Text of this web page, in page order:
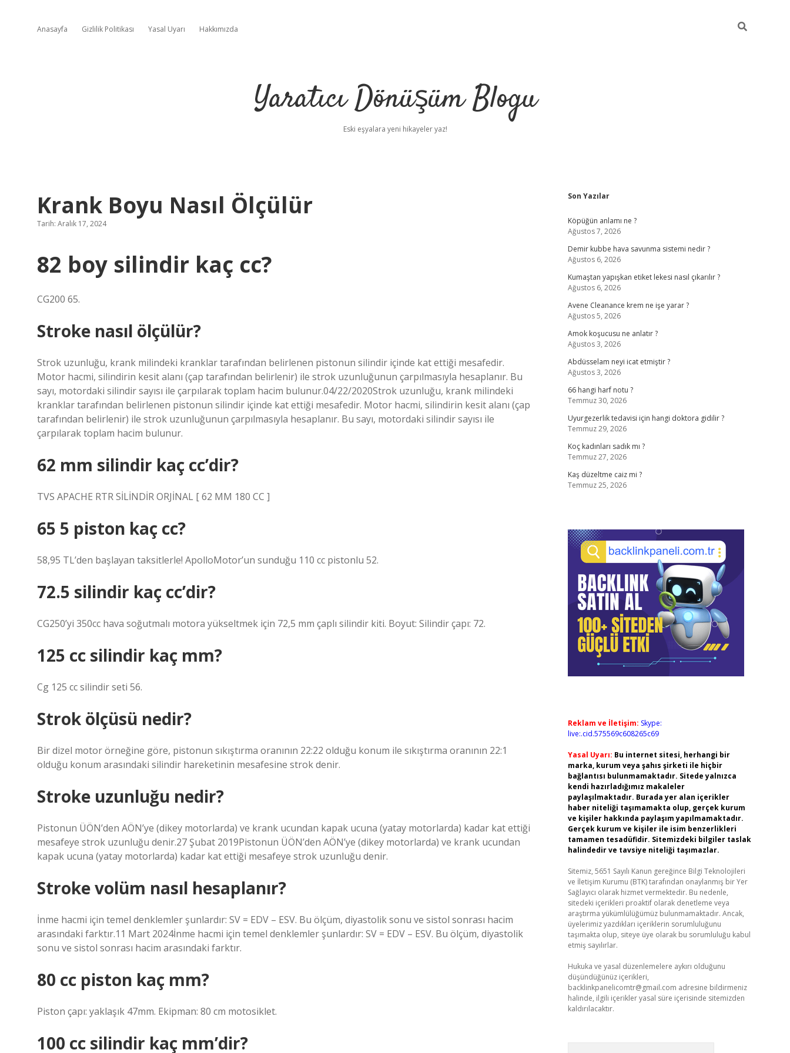
Anasayfa Gizlilik Politikası Yasal Uyarı Hakkımızda
Yaratıcı Dönüşüm Blogu
Eski eşyalara yeni hikayeler yaz!
Krank Boyu Nasıl Ölçülür
Tarih: Aralık 17, 2024
82 boy silindir kaç cc?
CG200 65.
Stroke nasıl ölçülür?
Strok uzunluğu, krank milindeki kranklar tarafından belirlenen pistonun silindir içinde kat ettiği mesafedir.
Motor hacmi, silindirin kesit alanı (çap tarafından belirlenir) ile strok uzunluğunun çarpılmasıyla hesaplanır. Bu
sayı, motordaki silindir sayısı ile çarpılarak toplam hacim bulunur.04/22/2020Strok uzunluğu, krank milindeki
kranklar tarafından belirlenen pistonun silindir içinde kat ettiği mesafedir. Motor hacmi, silindirin kesit alanı (çap
tarafından belirlenir) ile strok uzunluğunun çarpılmasıyla hesaplanır. Bu sayı, motordaki silindir sayısı ile
çarpılarak toplam hacim bulunur.
62 mm silindir kaç cc’dir?
TVS APACHE RTR SİLİNDİR ORJİNAL [ 62 MM 180 CC ]
65 5 piston kaç cc?
58,95 TL’den başlayan taksitlerle! ApolloMotor’un sunduğu 110 cc pistonlu 52.
72.5 silindir kaç cc’dir?
CG250’yi 350cc hava soğutmalı motora yükseltmek için 72,5 mm çaplı silindir kiti. Boyut: Silindir çapı: 72.
125 cc silindir kaç mm?
Cg 125 cc silindir seti 56.
Strok ölçüsü nedir?
Bir dizel motor örneğine göre, pistonun sıkıştırma oranının 22:22 olduğu konum ile sıkıştırma oranının 22:1
olduğu konum arasındaki silindir hareketinin mesafesine strok denir.
Stroke uzunluğu nedir?
Pistonun ÜÖN’den AÖN’ye (dikey motorlarda) ve krank ucundan kapak ucuna (yatay motorlarda) kadar kat ettiği
mesafeye strok uzunluğu denir.27 Şubat 2019Pistonun ÜÖN’den AÖN’ye (dikey motorlarda) ve krank ucundan
kapak ucuna (yatay motorlarda) kadar kat ettiği mesafeye strok uzunluğu denir.
Stroke volüm nasıl hesaplanır?
İnme hacmi için temel denklemler şunlardır: SV = EDV – ESV. Bu ölçüm, diyastolik sonu ve sistol sonrası hacim
arasındaki farktır.11 Mart 2024İnme hacmi için temel denklemler şunlardır: SV = EDV – ESV. Bu ölçüm, diyastolik
sonu ve sistol sonrası hacim arasındaki farktır.
80 cc piston kaç mm?
Piston çapı: yaklaşık 47mm. Ekipman: 80 cm motosiklet.
100 cc silindir kaç mm’dir?
Sidebar
Son Yazılar
Köpüğün anlamı ne ?
Ağustos 7, 2026
Demir kubbe hava savunma sistemi nedir ?
Ağustos 6, 2026
Kumaştan yapışkan etiket lekesi nasıl çıkarılır ?
Ağustos 6, 2026
Avene Cleanance krem ne işe yarar ?
Ağustos 5, 2026
Amok koşucusu ne anlatır ?
Ağustos 3, 2026
Abdüsselam neyi icat etmiştir ?
Ağustos 3, 2026
66 hangi harf notu ?
Temmuz 30, 2026
Uyurgezerlik tedavisi için hangi doktora gidilir ?
Temmuz 29, 2026
Koç kadınları sadık mı ?
Temmuz 27, 2026
Kaş düzeltme caiz mi ?
Temmuz 25, 2026
Reklam ve İletişim: Skype:
live:.cid.575569c608265c69
Yasal Uyarı: Bu internet sitesi, herhangi bir
marka, kurum veya şahıs şirketi ile hiçbir
bağlantısı bulunmamaktadır. Sitede yalnızca
kendi hazırladığımız makaleler
paylaşılmaktadır. Burada yer alan içerikler
haber niteliği taşımamakta olup, gerçek kurum
ve kişiler hakkında paylaşım yapılmamaktadır.
Gerçek kurum ve kişiler ile isim benzerlikleri
tamamen tesadüfidir. Sitemizdeki bilgiler taslak
halindedir ve tavsiye niteliği taşımazlar.
Sitemiz, 5651 Sayılı Kanun gereğince Bilgi Teknolojileri
ve İletişim Kurumu (BTK) tarafından onaylanmış bir Yer
Sağlayıcı olarak hizmet vermektedir. Bu nedenle,
sitedeki içerikleri proaktif olarak denetleme veya
araştırma yükümlülüğümüz bulunmamaktadır. Ancak,
üyelerimiz yazdıkları içeriklerin sorumluluğunu
taşımakta olup, siteye üye olarak bu sorumluluğu kabul
etmiş sayılırlar.
Hukuka ve yasal düzenlemelere aykırı olduğunu
düşündüğünüz içerikleri,
backlinkpanelicomtr@gmail.com adresine bildirmeniz
halinde, ilgili içerikler yasal süre içerisinde sitemizden
kaldırılacaktır.